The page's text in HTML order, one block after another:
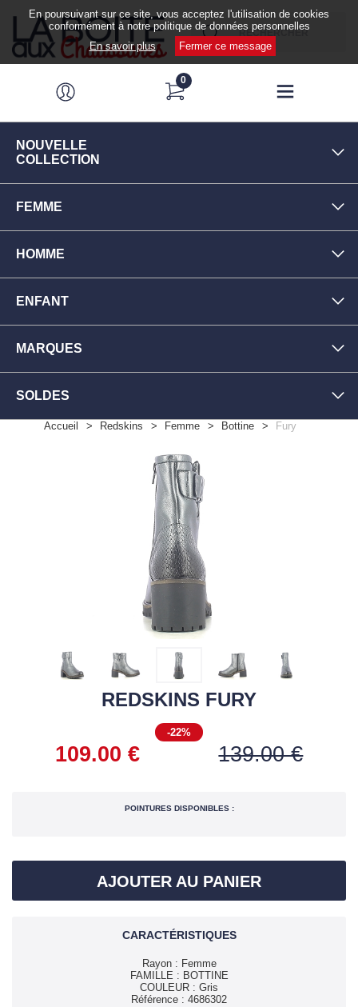
0
NOUVELLE
COLLECTION
FEMME
HOMME
ENFANT
MARQUES
SOLDES
Accueil Redskins Femme Bottine Fury
REDSKINS FURY
-22%
POINTURES DISPONIBLES :
AJOUTER AU PANIER
CARACTÉRISTIQUES
Rayon : Femme
FAMILLE : BOTTINE
COULEUR : Gris
Référence : 4686302
En poursuivant sur ce site, vous acceptez l'utilisation de cookies
conformément à notre politique de données personnelles
En savoir plus
Fermer ce message